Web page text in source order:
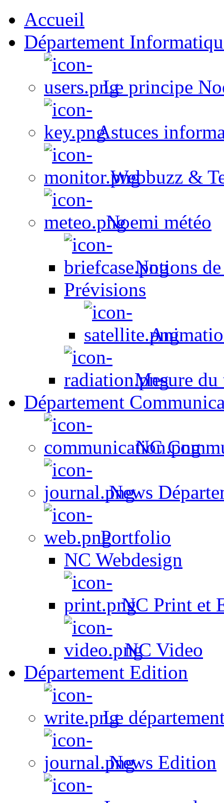
Accueil
Département
Le principe
Astuces
Webbuzz &
Noemi météo
Notions
Prévisions
Mesure du
Département
NC
News
Portfolio
NC Webdesign
NC Print et
NC Video
Département Edition
Le
News Edition